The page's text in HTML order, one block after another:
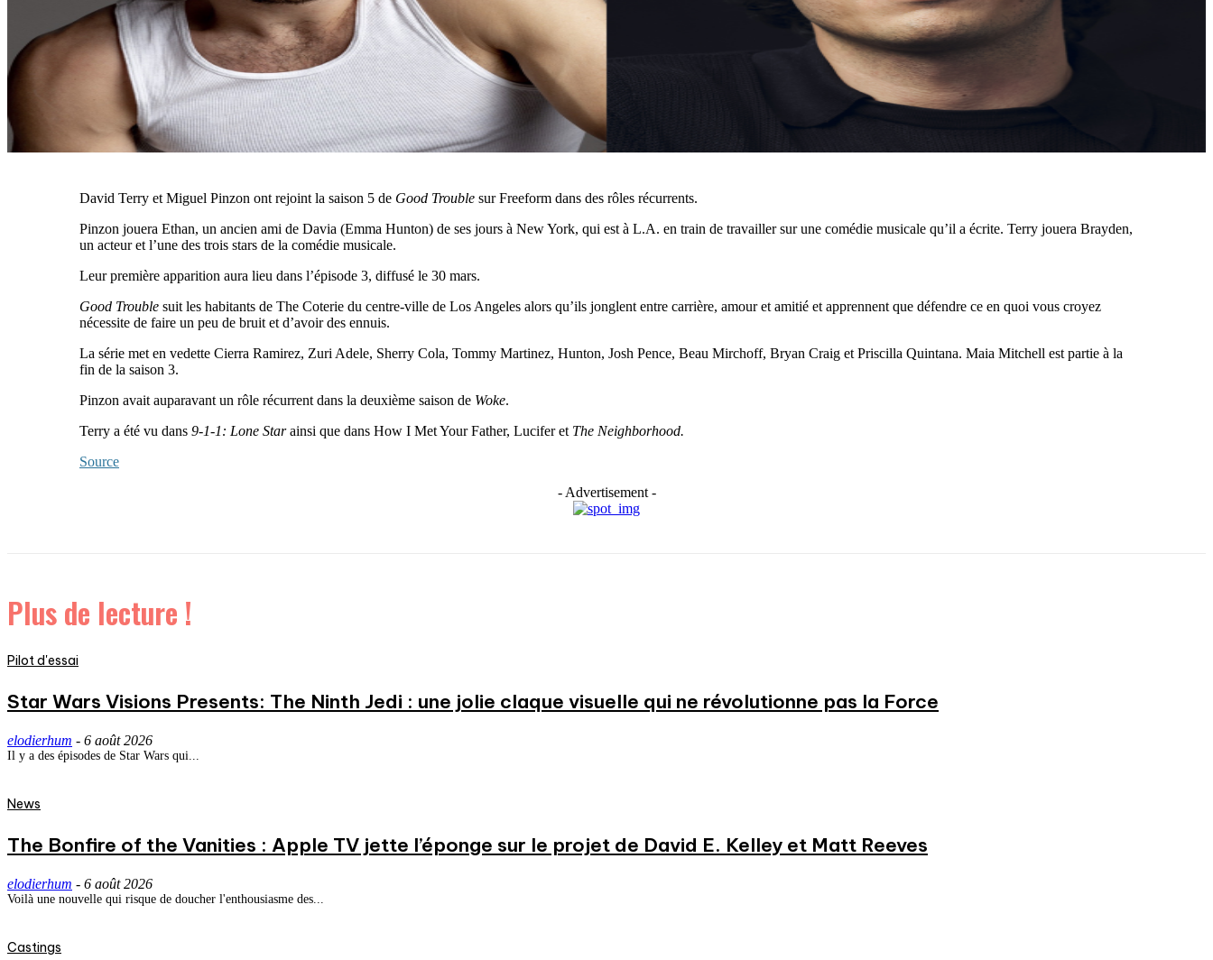
David Terry et Miguel Pinzon ont rejoint la saison 5 de Good Trouble sur Freeform dans des rôles récurrents.
Pinzon jouera Ethan, un ancien ami de Davia (Emma Hunton) de ses jours à New York, qui est à L.A. en train de travailler sur une comédie musicale qu’il a écrite. Terry jouera Brayden,
un acteur et l’une des trois stars de la comédie musicale.
Leur première apparition aura lieu dans l’épisode 3, diffusé le 30 mars.
Good Trouble suit les habitants de The Coterie du centre-ville de Los Angeles alors qu’ils jonglent entre carrière, amour et amitié et apprennent que défendre ce en quoi vous croyez
nécessite de faire un peu de bruit et d’avoir des ennuis.
La série met en vedette Cierra Ramirez, Zuri Adele, Sherry Cola, Tommy Martinez, Hunton, Josh Pence, Beau Mirchoff, Bryan Craig et Priscilla Quintana. Maia Mitchell est partie à la
fin de la saison 3.
Pinzon avait auparavant un rôle récurrent dans la deuxième saison de Woke.
Terry a été vu dans 9-1-1: Lone Starainsi que dans How I Met Your Father, Lucifer et The Neighborhood.
Source
- Advertisement -
Plus de lecture !
Pilot d'essai
Star Wars Visions Presents: The Ninth Jedi : une jolie claque visuelle qui ne révolutionne pas la Force
elodierhum - 6 août 2026
Il y a des épisodes de Star Wars qui...
News
The Bonfire of the Vanities : Apple TV jette l’éponge sur le projet de David E. Kelley et Matt Reeves
elodierhum - 6 août 2026
Voilà une nouvelle qui risque de doucher l'enthousiasme des...
Castings